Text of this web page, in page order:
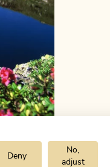
Deny
No,
adjust